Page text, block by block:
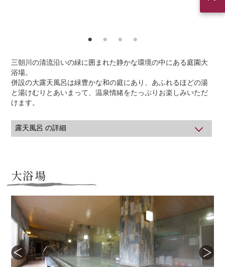
三朝川の清流沿いの緑に囲まれた静かな環境の中にある庭園大
浴場。
併設の大露天風呂は緑豊かな和の庭にあり、あふれるほどの湯
と湯けむりとあいまって、温泉情緒をたっぷりお楽しみいただ
けます。
露天風呂 の詳細
大浴場